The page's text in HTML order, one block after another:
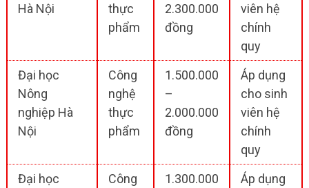
Hà Nội
thực
phẩm
2.300.000
đồng
viên hệ
chính
quy
Đại học
Nông
nghiệp Hà
Nội
Công
nghệ
thực
phẩm
1.500.000
–
2.000.000
đồng
Áp dụng
cho sinh
viên hệ
chính
quy
Đại học
Công
1.300.000
Áp dụng